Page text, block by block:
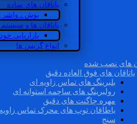
یاتاقان های ساده
بوش ، واشر
یاتاقان ها و
بازاریابی
انواع گریس ها
های نصب شده
یاتاقان های فوق العاده دقیق
بلبرینگ های تماس زاویه ای
رولبرینگ های ساچمه استوانه ای
مهره چاگنت های دقیق
یاطاقان توپ های محرک تماس
سنج